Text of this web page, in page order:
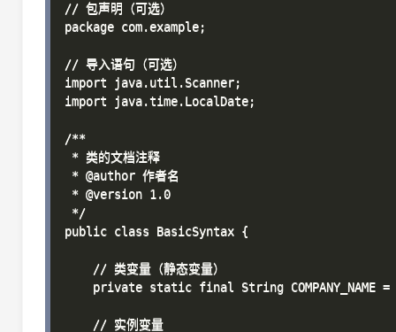
// 包声明（可选）
package com.example;
// 导入语句（可选）
import java.util.Scanner;
import java.time.LocalDate;
/**
* 类的文档注释
* @author 作者名
* @version 1.0
*/
public class BasicSyntax {
    // 类变量（静态变量）
private static final String COMPANY_NAME =
    // 实例变量